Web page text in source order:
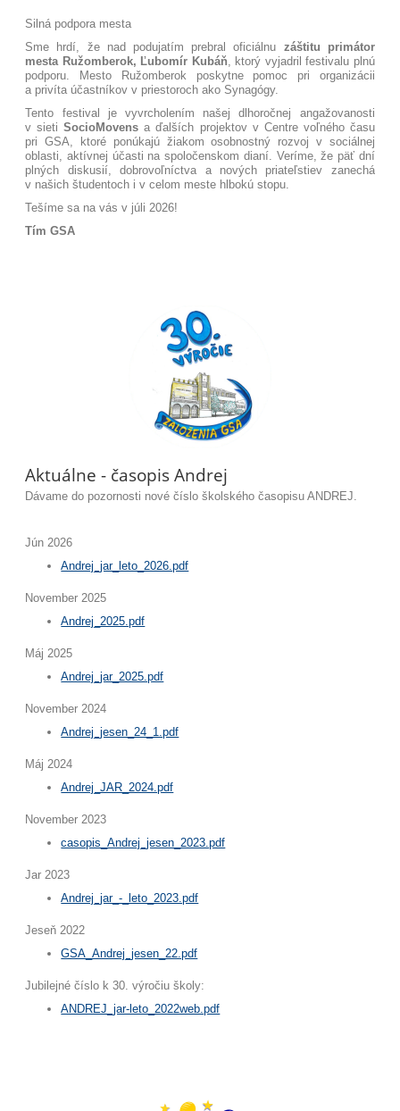
Silná podpora mesta
Sme hrdí, že nad podujatím prebral oficiálnu záštitu primátor
mesta Ružomberok, Ľubomír Kubáň, ktorý vyjadril festivalu plnú
podporu. Mesto Ružomberok poskytne pomoc pri organizácii
a privíta účastníkov v priestoroch ako Synagógy.
Tento festival je vyvrcholením našej dlhoročnej angažovanosti
v sietiSocioMovens a ďalších projektov v Centre voľného času
pri GSA, ktoré ponúkajú žiakom osobnostný rozvoj v sociálnej
oblasti, aktívnej účasti na spoločenskom dianí. Veríme, že päť dní
plných diskusií, dobrovoľníctva a nových priateľstiev zanechá
v našich študentoch i v celom meste hlbokú stopu.
Tešíme sa na vás v júli 2026!
Tím GSA
Aktuálne - časopis Andrej
Dávame do pozornosti nové číslo školského časopisu ANDREJ.
Jún 2026
Andrej_jar_leto_2026.pdf
November 2025
Andrej_2025.pdf
Máj 2025
Andrej_jar_2025.pdf
November 2024
Andrej_jesen_24_1.pdf
Máj 2024
Andrej_JAR_2024.pdf
November 2023
casopis_Andrej_jesen_2023.pdf
Jar 2023
Andrej_jar_-_leto_2023.pdf
Jeseň 2022
GSA_Andrej_jesen_22.pdf
Jubilejné číslo k 30. výročiu školy:
ANDREJ_jar-leto_2022web.pdf